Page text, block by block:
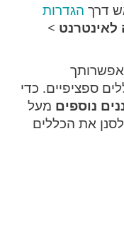
דרך הגדרות
לאינטרנט >
ספציפיים. כדי
נוספים מעל
את הכללים